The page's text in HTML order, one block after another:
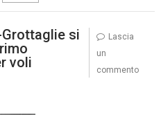
si
voli
Lascia
un
commento